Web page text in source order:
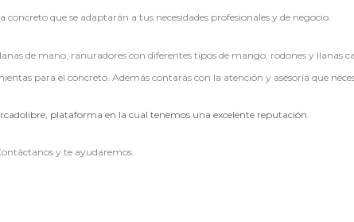
que se adaptarán a tus necesidades profesionales y de negocio.
de mano, ranuradores con diferentes tipos de mango, rodones y llanas
para el concreto. Además contarás con la atención y asesoría que
plataforma en la cual tenemos una excelente reputación
y te ayudaremos.